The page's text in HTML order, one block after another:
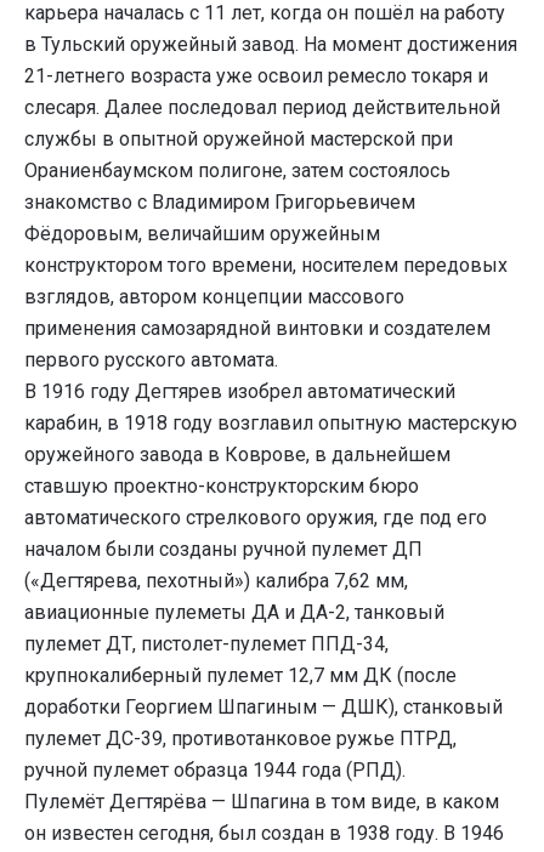
карьера началась с 11 лет, когда он пошёл на работу
в Тульский оружейный завод. На момент достижения
21-летнего возраста уже освоил ремесло токаря и
слесаря. Далее последовал период действительной
службы в опытной оружейной мастерской при
Ораниенбаумском полигоне, затем состоялось
знакомство с Владимиром Григорьевичем
Фёдоровым, величайшим оружейным
конструктором того времени, носителем передовых
взглядов, автором концепции массового
применения самозарядной винтовки и создателем
первого русского автомата.
В 1916 году Дегтярев изобрел автоматический
карабин, в 1918 году возглавил опытную мастерскую
оружейного завода в Коврове, в дальнейшем
ставшую проектно-конструкторским бюро
автоматического стрелкового оружия, где под его
началом были созданы ручной пулемет ДП
(«Дегтярева, пехотный») калибра 7,62 мм,
авиационные пулеметы ДА и ДА-2, танковый
пулемет ДТ, пистолет-пулемет ППД-34,
крупнокалиберный пулемет 12,7 мм ДК (после
доработки Георгием Шпагиным — ДШК), станковый
пулемет ДС-39, противотанковое ружье ПТРД,
ручной пулемет образца 1944 года (РПД).
Пулемёт Дегтярёва — Шпагина в том виде, в каком
он известен сегодня, был создан в 1938 году. В 1946